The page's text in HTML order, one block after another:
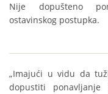
Nije dopušteno
ostavinskog postupka.
„Imajući u vidu da
dopustiti ponavljanje